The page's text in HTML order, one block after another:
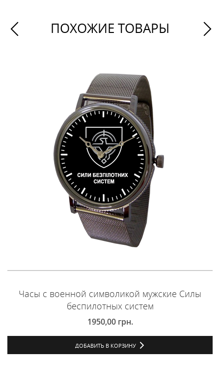
ПОХОЖИЕ ТОВАРЫ
Часы с военной символикой мужские Силы
беспилотных систем
1950,00 грн.
ДОБАВИТЬ В КОРЗИНУ